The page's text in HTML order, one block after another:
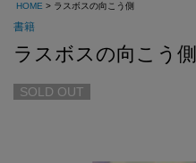
HOME > ラスボスの向こう側
書籍
ラスボスの向こう側
SOLD OUT